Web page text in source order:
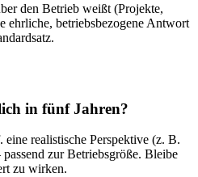
den Betrieb weißt (Projekte,
ehrliche, betriebsbezogene Antwort
in fünf Jahren?
realistische Perspektive (z. B.
zur Betriebsgröße. Bleibe
zu wirken.